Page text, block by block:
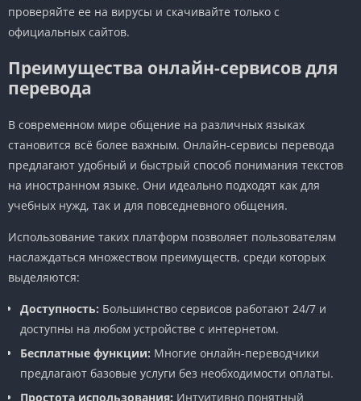
проверяйте ее на вирусы и скачивайте только с
официальных сайтов.
Преимущества онлайн-сервисов для
перевода
В современном мире общение на различных языках
становится всё более важным. Онлайн-сервисы перевода
предлагают удобный и быстрый способ понимания текстов
на иностранном языке. Они идеально подходят как для
учебных нужд, так и для повседневного общения.
Использование таких платформ позволяет пользователям
наслаждаться множеством преимуществ, среди которых
выделяются:
Доступность: Большинство сервисов работают 24/7 и
доступны на любом устройстве с интернетом.
Бесплатные функции: Многие онлайн-переводчики
предлагают базовые услуги без необходимости оплаты.
Простота использования: Интуитивно понятный